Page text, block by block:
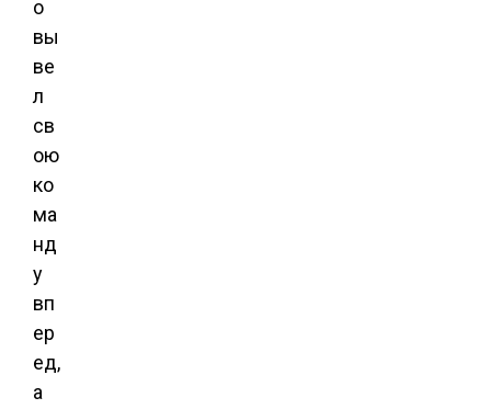
о
вы
ве
л
св
ою
ко
ма
нд
у
вп
ер
ед,
а